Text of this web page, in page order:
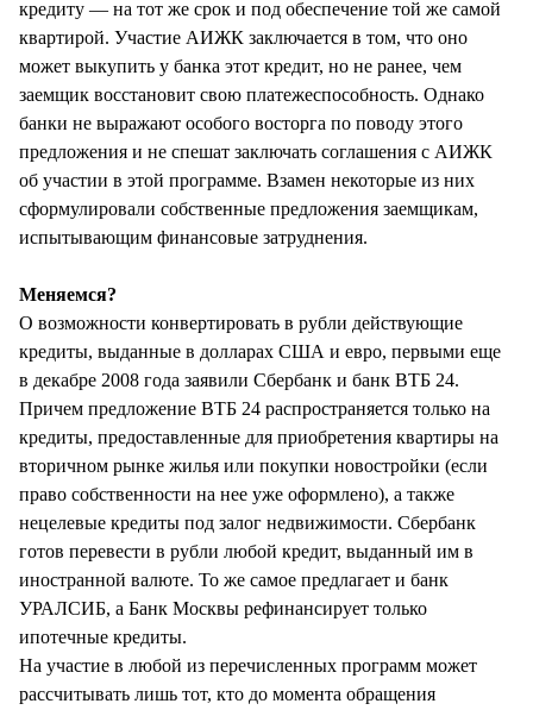
кредиту — на тот же срок и под обеспечение той же самой
квартирой. Участие АИЖК заключается в том, что оно
может выкупить у банка этот кредит, но не ранее, чем
заемщик восстановит свою платежеспособность. Однако
банки не выражают особого восторга по поводу этого
предложения и не спешат заключать соглашения с АИЖК
об участии в этой программе. Взамен некоторые из них
сформулировали собственные предложения заемщикам,
испытывающим финансовые затруднения.
Меняемся?
О возможности конвертировать в рубли действующие
кредиты, выданные в долларах США и евро, первыми еще
в декабре 2008 года заявили Сбербанк и банк ВТБ 24.
Причем предложение ВТБ 24 распространяется только на
кредиты, предоставленные для приобретения квартиры на
вторичном рынке жилья или покупки новостройки (если
право собственности на нее уже оформлено), а также
нецелевые кредиты под залог недвижимости. Сбербанк
готов перевести в рубли любой кредит, выданный им в
иностранной валюте. То же самое предлагает и банк
УРАЛСИБ, а Банк Москвы рефинансирует только
ипотечные кредиты.
На участие в любой из перечисленных программ может
рассчитывать лишь тот, кто до момента обращения